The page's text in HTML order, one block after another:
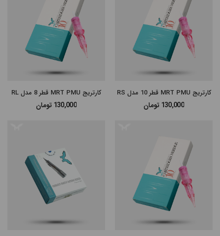
#پن شارژی FK IRONS
#پن شارژی HEX
#پن شارژی RECTOR
#پن شارژی EZ MACHINE
#سایر پن‌های شارژی
#پن تتو
کارتریج MRT PMU قطر 10 مدل RS
130,000 تومان
کارتریج MRT PMU قطر 8 مدل RL
130,000 تومان